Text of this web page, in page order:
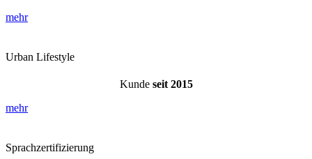
mehr
Urban Lifestyle
Kunde seit 2015
mehr
Sprachzertifizierung